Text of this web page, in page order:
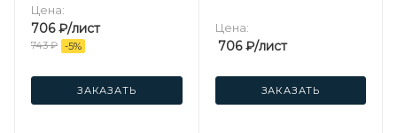
Цена:
706₽/лист
743₽ -5%
ЗАКАЗАТЬ
Цена:
706₽/лист
ЗАКАЗАТЬ